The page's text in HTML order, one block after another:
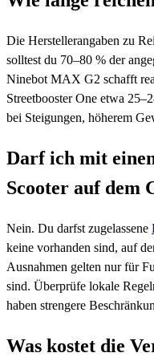
Die Herstellerangaben zu
solltest du 70–80 % der
Ninebot MAX G2 schafft
Streetbooster One etwa
bei Steigungen, höherem
Darf ich mit
Scooter auf dem
Nein. Du darfst zugelassene
keine vorhanden sind, auf
Ausnahmen gelten nur für
sind. Überprüfe lokale
haben strengere
Was kostet die